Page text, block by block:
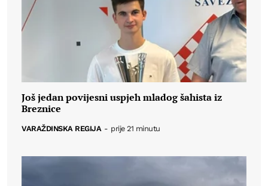
Još jedan povijesni uspjeh mladog šahista iz
Breznice
VARAŽDINSKA REGIJA - prije 21 minutu